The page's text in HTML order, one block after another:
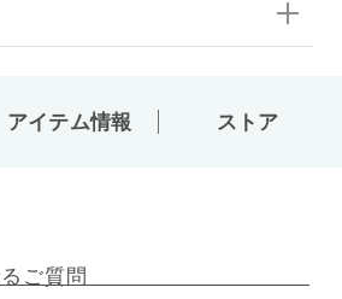
アイテム情報 ストア
ご質問